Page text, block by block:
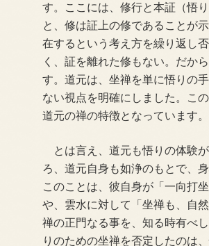
す。ここには、修行と本証（悟
と、修は証上の修であることが
在するという考え方を繰り返し
く、証を離れた修もない。だか
す。道元は、坐禅を単に悟りの
ない視点を明確にしました。こ
道元の禅の特徴となっています。
とは言え、道元も悟りの体験
ろ、道元自身も如浄のもとで、
このことは、彼自身が「一向打
や、雲水に対して「坐禅も、自
禅の正門なる事を、知る時有べ
りのための坐禅を否定したのは